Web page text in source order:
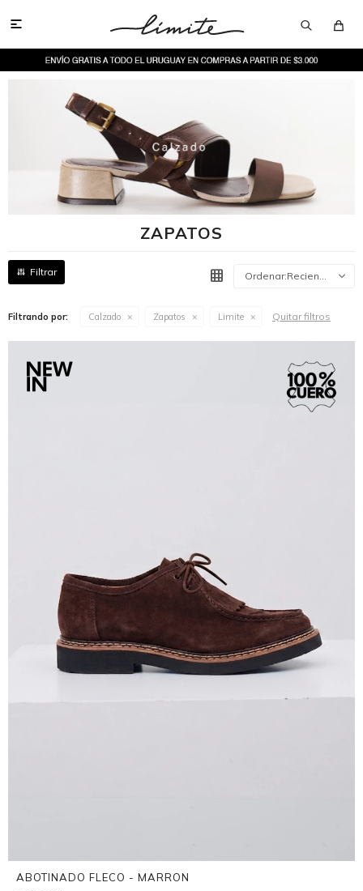

ZAPATOS
Recientes
Filtrando por: Calzado Zapatos Limite Quitar filtros
ABOTINADO FLECO - MARRON